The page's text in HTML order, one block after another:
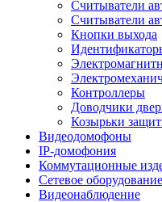
Считыватели
Считыватели
Кнопки выхода
Контроллеры
Доводчики
Козырьки
Видеодомофоны
IP-домофония
Коммутационные
Сетевое оборудование
Видеонаблюдение